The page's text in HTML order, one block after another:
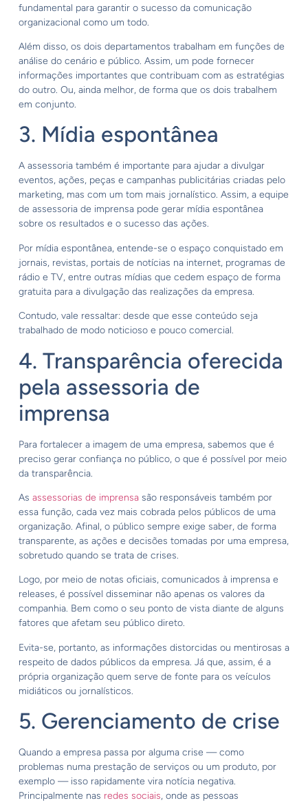
fundamental para garantir o sucesso da comunicação
organizacional como um todo.
Além disso, os dois departamentos trabalham em funções de
análise do cenário e público. Assim, um pode fornecer
informações importantes que contribuam com as estratégias
do outro. Ou, ainda melhor, de forma que os dois trabalhem
em conjunto.
3. Mídia espontânea
A assessoria também é importante para ajudar a divulgar
eventos, ações, peças e campanhas publicitárias criadas pelo
marketing, mas com um tom mais jornalístico. Assim, a equipe
de assessoria de imprensa pode gerar mídia espontânea
sobre os resultados e o sucesso das ações.
Por mídia espontânea, entende-se o espaço conquistado em
jornais, revistas, portais de notícias na internet, programas de
rádio e TV, entre outras mídias que cedem espaço de forma
gratuita para a divulgação das realizações da empresa.
Contudo, vale ressaltar: desde que esse conteúdo seja
trabalhado de modo noticioso e pouco comercial.
4. Transparência oferecida
pela assessoria de
imprensa
Para fortalecer a imagem de uma empresa, sabemos que é
preciso gerar confiança no público, o que é possível por meio
da transparência.
As assessorias de imprensasão responsáveis também por
essa função, cada vez mais cobrada pelos públicos de uma
organização. Afinal, o público sempre exige saber, de forma
transparente, as ações e decisões tomadas por uma empresa,
sobretudo quando se trata de crises.
Logo, por meio de notas oficiais, comunicados à imprensa e
releases, é possível disseminar não apenas os valores da
companhia. Bem como o seu ponto de vista diante de alguns
fatores que afetam seu público direto.
Evita-se, portanto, as informações distorcidas ou mentirosas a
respeito de dados públicos da empresa. Já que, assim, é a
própria organização quem serve de fonte para os veículos
midiáticos ou jornalísticos.
5. Gerenciamento de crise
Quando a empresa passa por alguma crise — como
problemas numa prestação de serviços ou um produto, por
exemplo — isso rapidamente vira notícia negativa.
Principalmente nas redes sociais, onde as pessoas